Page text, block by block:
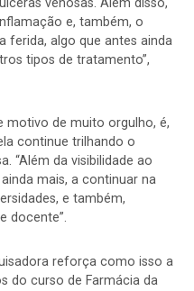
venosas. Além disso,
e, também, o
ferida, algo que antes ainda
tipos de tratamento”,
motivo de muito orgulho, é,
continue trilhando o
“Além da visibilidade ao
mais, a continuar na
e também,
docente”.
reforça como isso a
do curso de Farmácia da